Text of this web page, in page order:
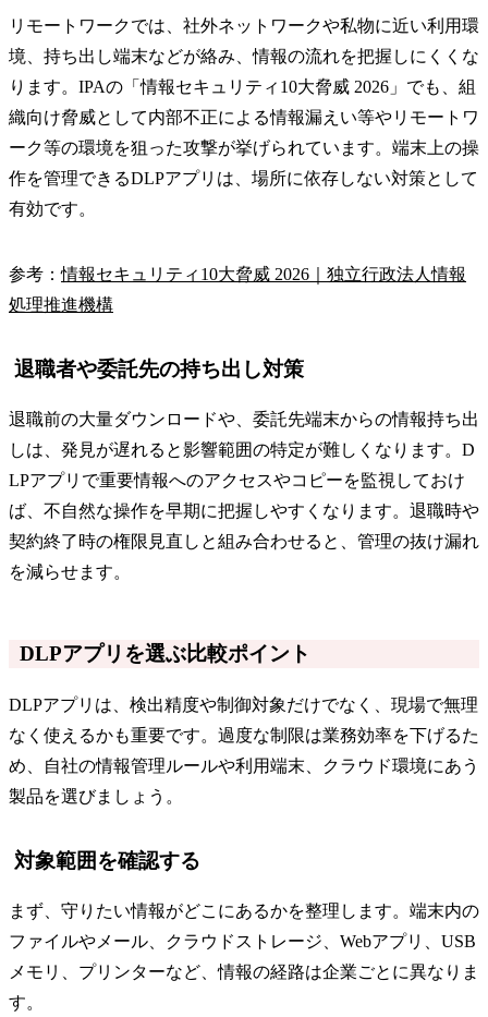
リモートワークでは、社外ネットワークや私物に近い利用環
境、持ち出し端末などが絡み、情報の流れを把握しにくくな
ります。IPAの「情報セキュリティ10大脅威 2026」でも、組
織向け脅威として内部不正による情報漏えい等やリモートワ
ーク等の環境を狙った攻撃が挙げられています。端末上の操
作を管理できるDLPアプリは、場所に依存しない対策として
有効です。
参考：情報セキュリティ10大脅威 2026｜独立行政法人情報
処理推進機構
退職者や委託先の持ち出し対策
退職前の大量ダウンロードや、委託先端末からの情報持ち出
しは、発見が遅れると影響範囲の特定が難しくなります。D
LPアプリで重要情報へのアクセスやコピーを監視しておけ
ば、不自然な操作を早期に把握しやすくなります。退職時や
契約終了時の権限見直しと組み合わせると、管理の抜け漏れ
を減らせます。
DLPアプリを選ぶ比較ポイント
DLPアプリは、検出精度や制御対象だけでなく、現場で無理
なく使えるかも重要です。過度な制限は業務効率を下げるた
め、自社の情報管理ルールや利用端末、クラウド環境にあう
製品を選びましょう。
対象範囲を確認する
まず、守りたい情報がどこにあるかを整理します。端末内の
ファイルやメール、クラウドストレージ、Webアプリ、USB
メモリ、プリンターなど、情報の経路は企業ごとに異なりま
す。